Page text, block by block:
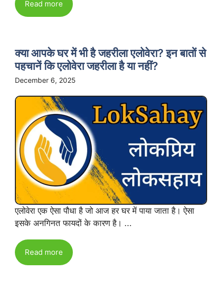
Read more
क्या आपके घर में भी है जहरीला एलोवेरा? इन बातों से
पहचानें कि एलोवेरा जहरीला है या नहीं?
December 6, 2025
एलोवेरा एक ऐसा पौधा है जो आज हर घर में पाया जाता है। ऐसा
इसके अनगिनत फायदों के कारण है। ...
Read more